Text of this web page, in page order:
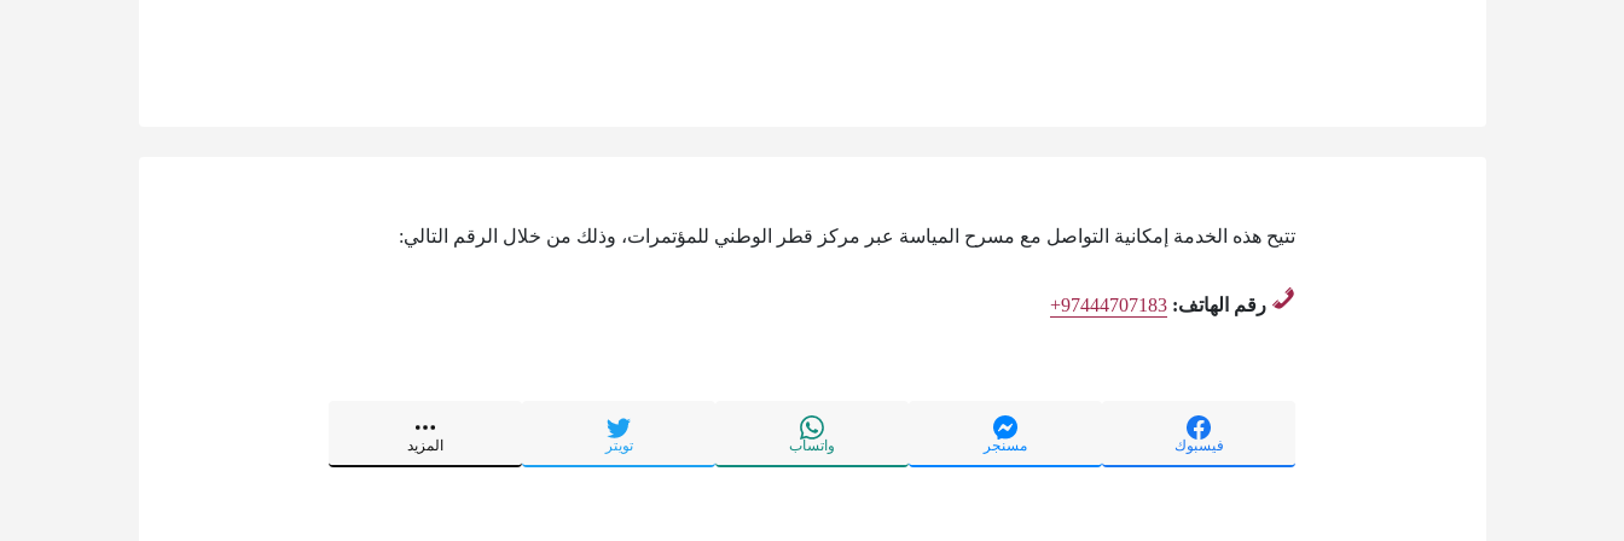
تتيح هذه الخدمة إمكانية التواصل مع مسرح المياسة عبر مركز قطر الوطني للمؤتمرات، وذلك من خلال الرقم التالي:
رقم الهاتف: +97444707183
فيسبوك مسنجر واتساب تويتر المزيد